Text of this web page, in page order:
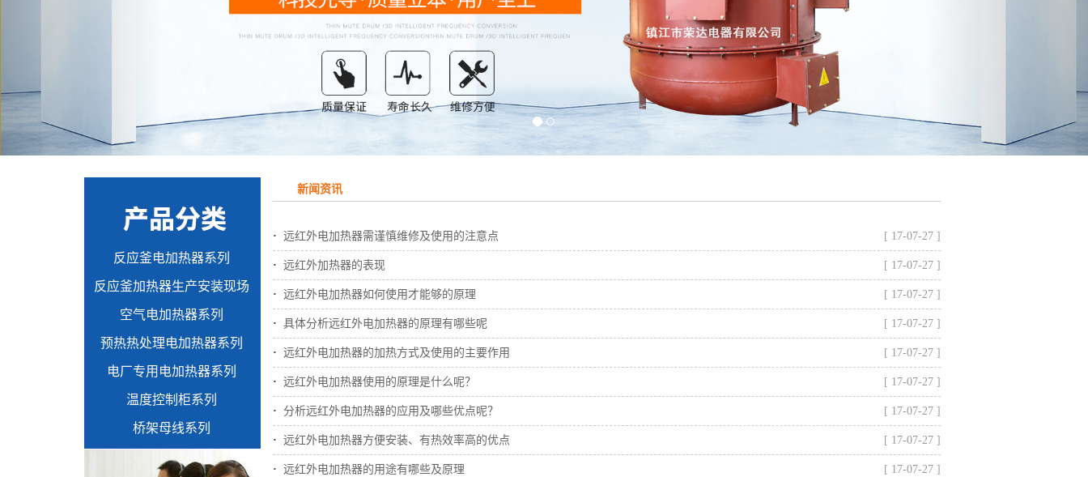
反应釜电加热器系列
反应釜加热器生产安装现场
空气电加热器系列
预热热处理电加热器系列
电厂专用电加热器系列
温度控制柜系列
桥架母线系列
新闻资讯
· 远红外电加热器需谨慎维修及使用的注意点 [ 17-07-27 ]
· 远红外加热器的表现 [ 17-07-27 ]
· 远红外电加热器如何使用才能够的原理 [ 17-07-27 ]
· 具体分析远红外电加热器的原理有哪些呢 [ 17-07-27 ]
· 远红外电加热器的加热方式及使用的主要作用 [ 17-07-27 ]
· 远红外电加热器使用的原理是什么呢？ [ 17-07-27 ]
· 分析远红外电加热器的应用及哪些优点呢？ [ 17-07-27 ]
· 远红外电加热器方便安装、有热效率高的优点 [ 17-07-27 ]
· 远红外电加热器的用途有哪些及原理 [ 17-07-27 ]